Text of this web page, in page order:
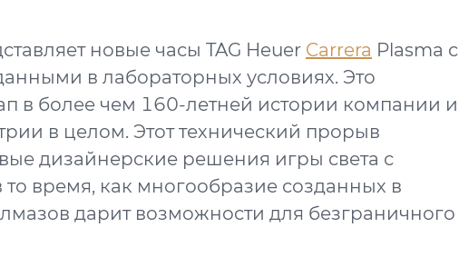
новые часы TAG Heuer Carrera Plasma с
в лабораторных условиях. Это
в более чем 160-летней истории компании и
в целом. Этот технический прорыв
дизайнерские решения игры света с
время, как многообразие созданных в
дарит возможности для безграничного